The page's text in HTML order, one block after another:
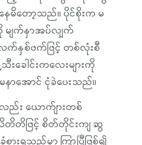
ေမိတော့သည်။ ပိုင်စိုးက မ
မျက်နှာအပ်လျှက်
စ်ဖက်ဖြင့် တစ်လုံးစီ
ေါင်းကလေးများကို
နာအောင် ငုံခဲပေးသည်။
း ယောက်ျားတစ်
တိဖြင့် စိတ်တိုင်းကျ ဆွ